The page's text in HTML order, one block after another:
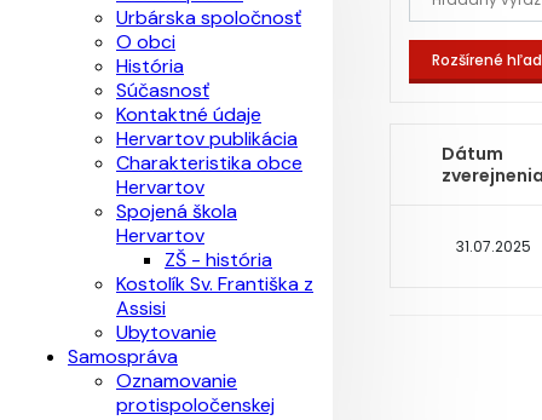
Rozšírené
Dátum
31.07.2025
Urbárska spoločnosť
O obci
História
Súčasnosť
Kontaktné údaje
Hervartov publikácia
Charakteristika obce
Hervartov
Spojená škola
Hervartov
ZŠ - história
Kostolík Sv. Františka z
Assisi
Ubytovanie
Samospráva
Oznamovanie
protispoločenskej